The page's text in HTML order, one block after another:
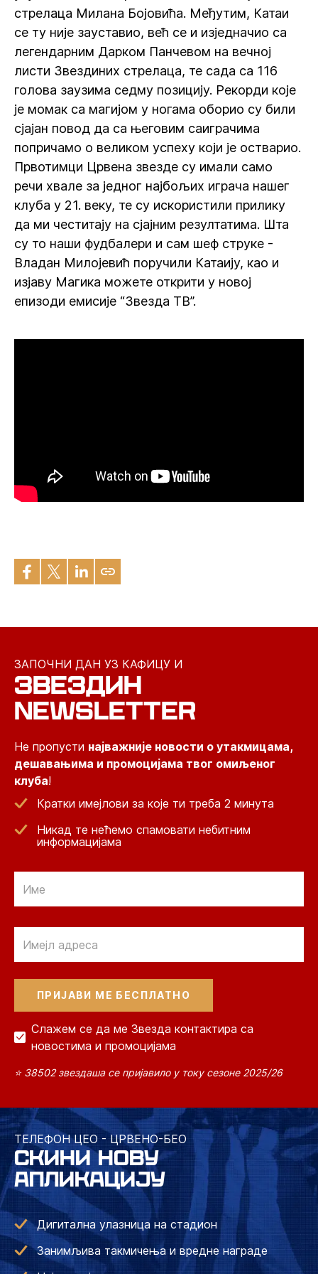
стрелаца Милана Бојовића. Међутим, Катаи
се ту није зауставио, већ се и изједначио са
легендарним Дарком Панчевом на вечној
листи Звездиних стрелаца, те сада са 116
голова заузима седму позицију. Рекорди које
је момак са магијом у ногама оборио су били
сјајан повод да са његовим саиграчима
попричамо о великом успеху који је остварио.
Првотимци Црвена звезде су имали само
речи хвале за једног најбољих играча нашег
клуба у 21. веку, те су искористили прилику
да ми честитају на сјајним резултатима. Шта
су то наши фудбалери и сам шеф струке -
Владан Милојевић поручили Катаију, као и
изјаву Магика можете открити у новој
епизоди емисије “Звезда ТВ”.
ЗАПОЧНИ ДАН УЗ КАФИЦУ И
ЗВЕЗДИН
NEWSLETTER
Не пропусти најважније новости о утакмицама,
дешавањима и промоцијама твог омиљеног
клуба!
Кратки имејлови за које ти треба 2 минута
Никад те нећемо спамовати небитним
информацијама
Слажем се да ме Звезда контактира са
новостима и промоцијама
⭐ 38502 звездаша се пријавило у току сезоне 2025/26
ТЕЛЕФОН ЦЕО - ЦРВЕНО-БЕО
СКИНИ НОВУ
АПЛИКАЦИЈУ
Дигитална улазница на стадион
Занимљива такмичења и вредне награде